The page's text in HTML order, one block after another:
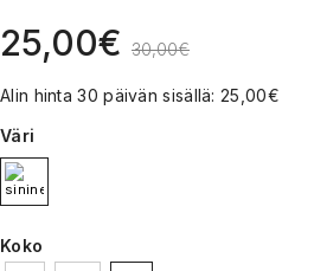
25,00€ 30,00€
Alin hinta 30 päivän sisällä:25,00€
Väri
Koko